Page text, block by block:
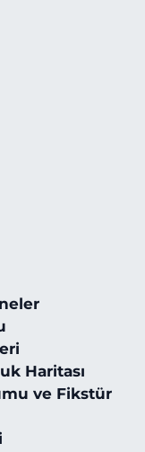
Haritası
ve Fikstür